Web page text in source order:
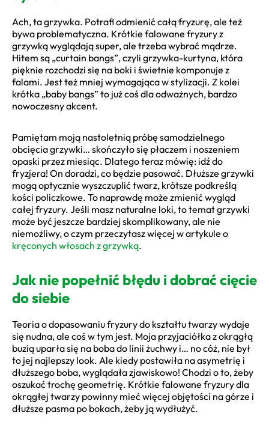
Ach, ta grzywka. Potrafi odmienić całą fryzurę, ale też
bywa problematyczna. Krótkie falowane fryzury z
grzywką wyglądają super, ale trzeba wybrać mądrze.
Hitem są „curtain bangs”, czyli grzywka-kurtyna, która
pięknie rozchodzi się na boki i świetnie komponuje z
falami. Jest też mniej wymagająca w stylizacji. Z kolei
krótka „baby bangs” to już coś dla odważnych, bardzo
nowoczesny akcent.
Pamiętam moją nastoletnią próbę samodzielnego
obcięcia grzywki… skończyło się płaczem i noszeniem
opaski przez miesiąc. Dlatego teraz mówię: idź do
fryzjera! On doradzi, co będzie pasować. Dłuższe grzywki
mogą optycznie wyszczuplić twarz, krótsze podkreślą
kości policzkowe. To naprawdę może zmienić wygląd
całej fryzury. Jeśli masz naturalne loki, to temat grzywki
może być jeszcze bardziej skomplikowany, ale nie
niemożliwy, o czym przeczytasz więcej w artykule o
kręconych włosach z grzywką.
Jak nie popełnić błędu i dobrać cięcie
do siebie
Teoria o dopasowaniu fryzury do kształtu twarzy wydaje
się nudna, ale coś w tym jest. Moja przyjaciółka z okrągłą
buzią uparła się na boba do linii żuchwy i… no cóż, nie był
to jej najlepszy look. Ale kiedy postawiła na asymetrię i
dłuższego boba, wyglądała zjawiskowo! Chodzi o to, żeby
oszukać trochę geometrię. Krótkie falowane fryzury dla
okrągłej twarzy powinny mieć więcej objętości na górze i
dłuższe pasma po bokach, żeby ją wydłużyć.